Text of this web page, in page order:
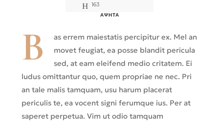
ΆΨΗΤΑ
Planning: 9 Booking Tips
163
B
as errem maiestatis percipitur ex. Mel an
movet feugiat, ea posse blandit pericula
sed, at eam eleifend medio critatem. Ei
ludus omittantur quo, quem propriae ne nec. Pri
an tale malis tamquam, usu harum placerat
periculis te, ea vocent signi ferumque ius. Per at
saperet perpetua. Vim ut odio tamquam